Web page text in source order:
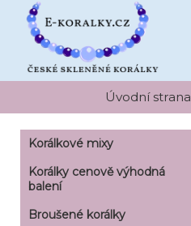
Úvodní strana
Korálkové mixy
Korálky cenově výhodná
balení
Broušené korálky